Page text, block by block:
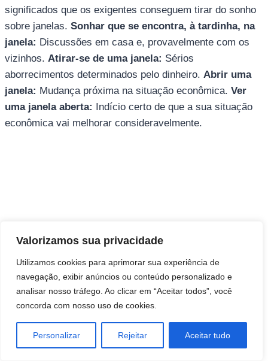
Valorizamos sua privacidade
Utilizamos cookies para aprimorar sua experiência de
navegação, exibir anúncios ou conteúdo personalizado e
analisar nosso tráfego. Ao clicar em “Aceitar todos”, você
concorda com nosso uso de cookies.
Personalizar Rejeitar Aceitar tudo
significados que os exigentes conseguem tirar do sonho
sobre janelas. Sonhar que se encontra, à tardinha, na
janela: Discussões em casa e, provavelmente com os
vizinhos. Atirar-se de uma janela: Sérios
aborrecimentos determinados pelo dinheiro. Abrir uma
janela: Mudança próxima na situação econômica. Ver
uma janela aberta: Indício certo de que a sua situação
econômica vai melhorar consideravelmente.
Consultas e trabalhos espirituais
Brasil - Santa Catarina - São José